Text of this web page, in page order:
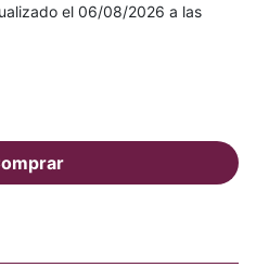
el 06/08/2026 a las